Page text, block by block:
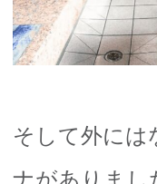
そして外には